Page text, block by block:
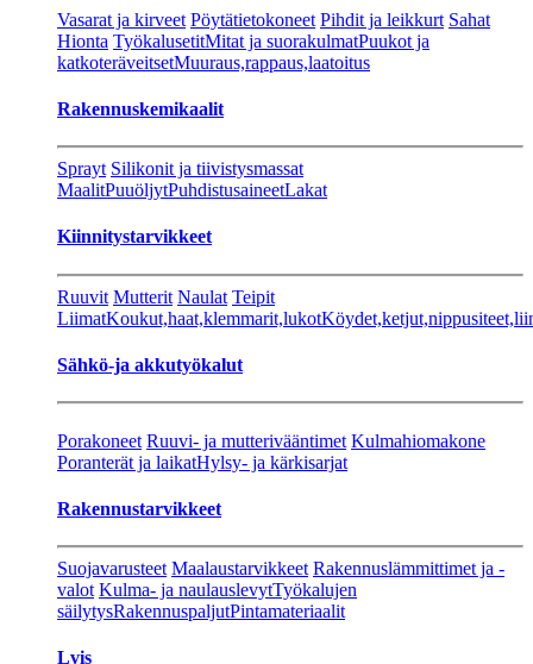
Vasarat ja kirveet Pöytätietokoneet Pihdit ja leikkurt Sahat
Hionta TyökalusetitMitat ja suorakulmatPuukot ja
katkoteräveitsetMuuraus,rappaus,laatoitus
Rakennuskemikaalit
Sprayt Silikonit ja tiivistysmassat
MaalitPuuöljytPuhdistusaineetLakat
Kiinnitystarvikkeet
Ruuvit Mutterit Naulat Teipit
LiimatKoukut,haat,klemmarit,lukot
Sähkö-ja akkutyökalut
Porakoneet Ruuvi- ja mutterivääntimet Kulmahiomakone
Poranterät ja laikatHylsy- ja kärkisarjat
Rakennustarvikkeet
Suojavarusteet Maalaustarvikkeet Rakennuslämmittimet ja -
valot Kulma- ja naulauslevytTyökalujen
säilytysRakennuspaljutPintamateriaalit
Lvis